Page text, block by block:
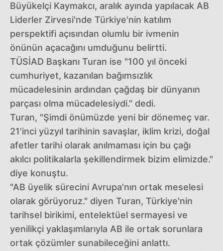
Büyükelçi Kaymakcı, aralık ayında yapılacak AB
Liderler Zirvesi'nde Türkiye'nin katılım
perspektifi açısından olumlu bir ivmenin
önünün açacağını umduğunu belirtti.
TÜSİAD Başkanı Turan ise "100 yıl önceki
cumhuriyet, kazanılan bağımsızlık
mücadelesinin ardından çağdaş bir dünyanın
parçası olma mücadelesiydi." dedi.
Turan, "Şimdi önümüzde yeni bir dönemeç var.
21'inci yüzyıl tarihinin savaşlar, iklim krizi, doğal
afetler tarihi olarak anılmaması için bu çağı
akılcı politikalarla şekillendirmek bizim elimizde."
diye konuştu.
"AB üyelik sürecini Avrupa'nın ortak meselesi
olarak görüyoruz." diyen Turan, Türkiye'nin
tarihsel birikimi, entelektüel sermayesi ve
yenilikçi yaklaşımlarıyla AB ile ortak sorunlara
ortak çözümler sunabileceğini anlattı.